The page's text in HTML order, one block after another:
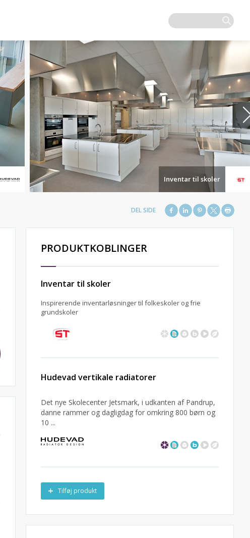
Inventar til skoler
PRODUKTKOBLINGER
Inventar til skoler
Inspirerende inventarløsninger til folkeskoler og frie
grundskoler
Hudevad vertikale radiatorer
Det nye Skolecenter Jetsmark, i udkanten af Pandrup,
danne rammer og dagligdag for omkring 800 børn og
10 ...
Tilføj produkt